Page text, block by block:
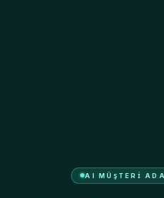
AI MÜŞTERI